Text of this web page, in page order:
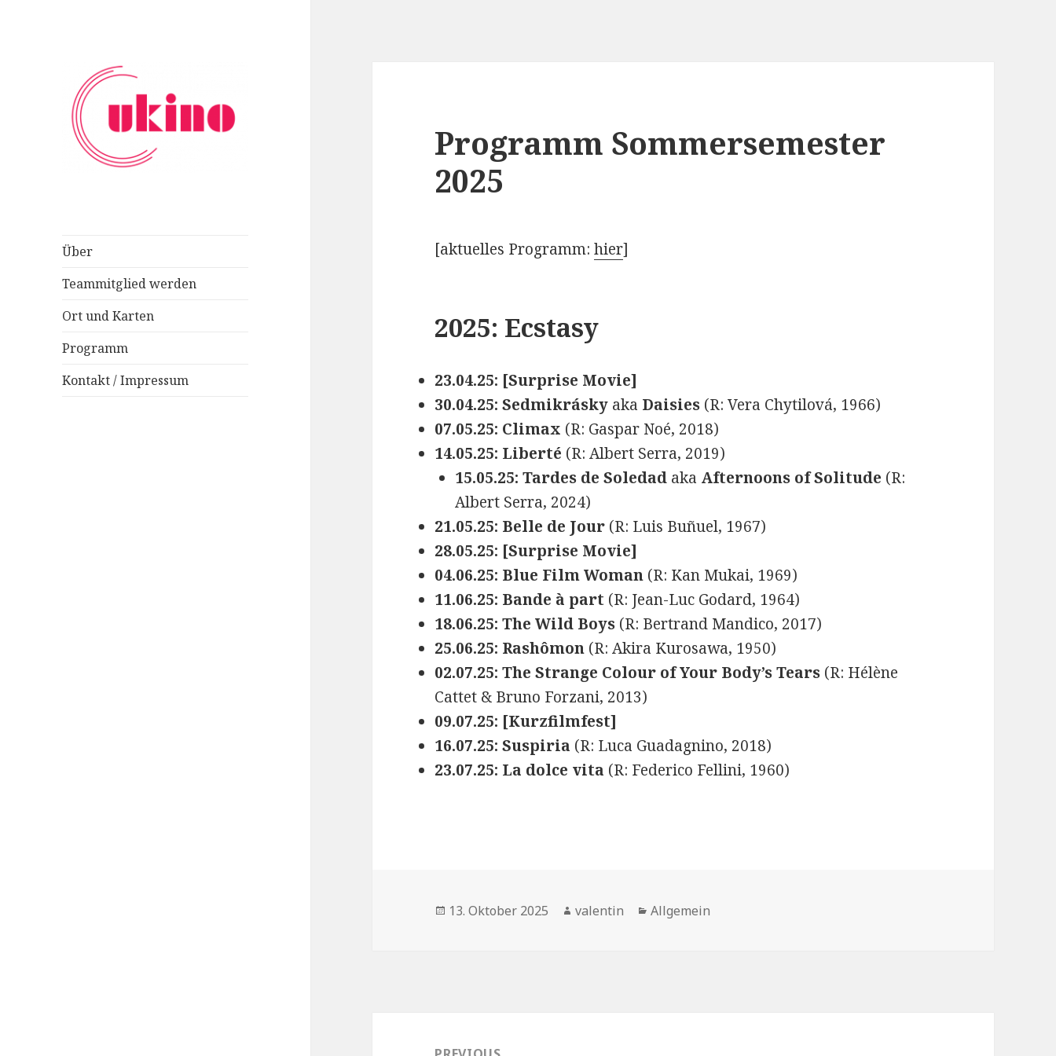
Über
Teammitglied werden
Ort und Karten
Programm
Kontakt / Impressum
Programm Sommersemester
2025
[aktuelles Programm:hier]
2025: Ecstasy
23.04.25: [Surprise Movie]
30.04.25: Sedmikrásky aka Daisies (R: Vera Chytilová, 1966)
07.05.25: Climax (R: Gaspar Noé, 2018)
14.05.25: Liberté (R: Albert Serra, 2019)
15.05.25: Tardes de Soledadaka Afternoons of Solitude (R:
Albert Serra, 2024)
21.05.25: Belle de Jour (R: Luis Buñuel, 1967)
28.05.25: [Surprise Movie]
04.06.25: Blue Film Woman (R: Kan Mukai, 1969)
11.06.25: Bande à part (R: Jean-Luc Godard, 1964)
18.06.25: The Wild Boys (R: Bertrand Mandico, 2017)
25.06.25: Rashômon (R: Akira Kurosawa, 1950)
02.07.25: The Strange Colour of Your Body’s Tears (R: Hélène
Cattet & Bruno Forzani, 2013)
09.07.25: [Kurzfilmfest]
16.07.25: Suspiria (R: Luca Guadagnino, 2018)
23.07.25: La dolce vita (R: Federico Fellini, 1960)
Posted
13. Oktober 2025 Author
valentin Categories
Allgemein
navigation